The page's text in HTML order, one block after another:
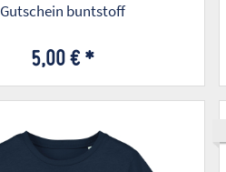
Gutschein buntstoff
5,00 € *